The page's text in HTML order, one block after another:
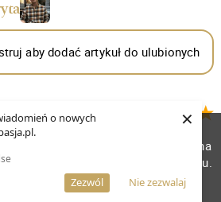
o nowych
Nie zezwalaj
Zezwól
×
aby dodać artykuł do ulubionych
Średnia5.00
aby zostawić komentarz
usług korzystamy z plików
oznacza, iż wyrażasz zgodę na
przechowywane w Twoim urządzeniu.
Więcej informacji